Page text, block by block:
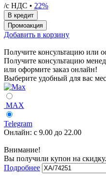
/с НДС • 22%
Добавить в корзину
Получите консультацию или
Получите консультацию
или оформите заказ онлайн!
Выберите удобный для вас
MAX
Telegram
Онлайн: с 9.00 до 22.00
Внимание!
Вы получили купон на скидку.
Подробнее